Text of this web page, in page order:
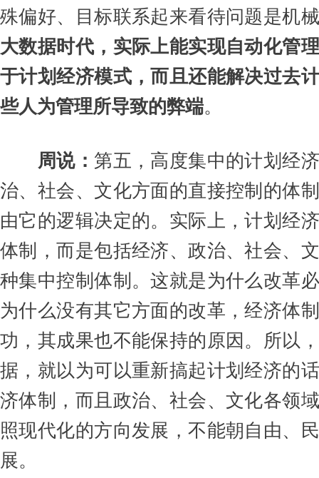
殊偏好、目标联系起来看待问题是机
大数据时代，实际上能实现自动化管
于计划经济模式，而且还能解决过去
些人为管理所导致的弊端。
周说： 第五，高度集中的计划经
治、社会、文化方面的直接控制的体
由它的逻辑决定的。实际上，计划经
体制，而是包括经济、政治、社会、
种集中控制体制。这就是为什么改革
为什么没有其它方面的改革，经济体
功，其成果也不能保持的原因。所以
据，就以为可以重新搞起计划经济的
济体制，而且政治、社会、文化各领
照现代化的方向发展，不能朝自由、
展。